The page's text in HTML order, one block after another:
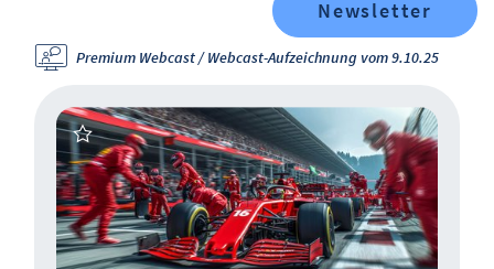
Newsletter
Premium Webcast / Webcast-Aufzeichnung vom 9.10.25